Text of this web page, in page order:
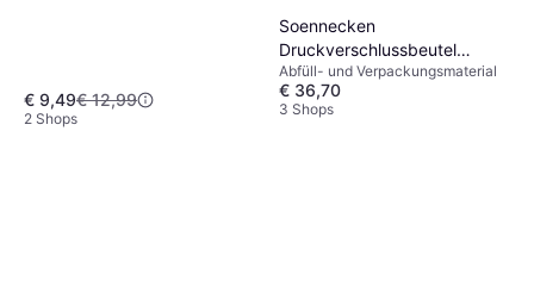
€ 9,49€ 12,99
2 Shops
Soennecken
Druckverschlussbeutel
150x220mm 1000 St
Abfüll- und Verpackungsmaterial
€ 36,70
3 Shops